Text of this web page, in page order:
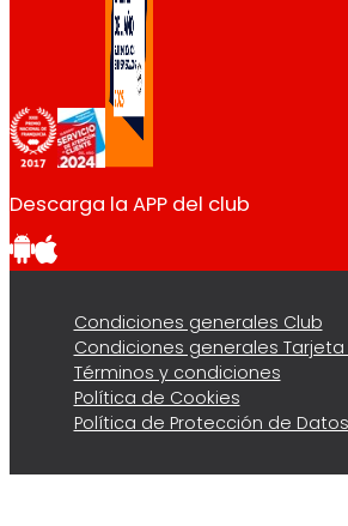
Descarga la APP del club
Condiciones generales Club
Condiciones generales Tarjeta
Términos y condiciones
Política de Cookies
Política de Protección de Datos